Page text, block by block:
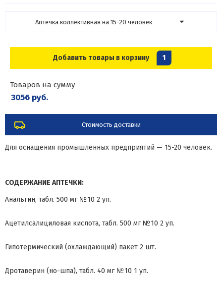
Аптечка коллективная на 15-20 человек
Добавить товары в корзину 1
Товаров на сумму
3056 руб.
Стоимость доставки
Для оснащения промышленных предприятий — 15-20 человек.
СОДЕРЖАНИЕ АПТЕЧКИ:
Анальгин, табл. 500 мг №10 2 уп.
Ацетилсалициловая кислота, табл. 500 мг №10 2 уп.
Гипотермический (охлаждающий) пакет 2 шт.
Дротаверин (но-шпа), табл. 40 мг №10 1 уп.